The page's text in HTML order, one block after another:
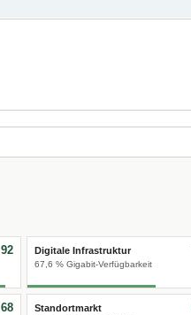
92 Digitale Infrastruktur
67,6 % Gigabit-Verfügbarkeit
68 Standortmarkt